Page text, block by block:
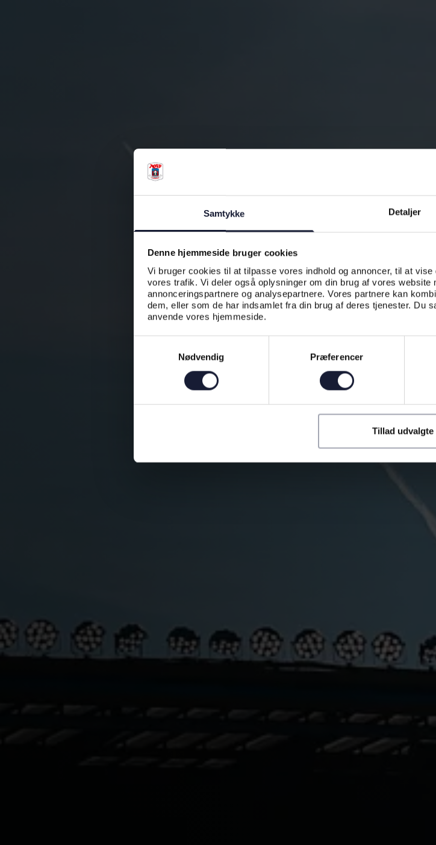
Samtykke Detaljer
Denne hjemmeside bruger cookies
Vi bruger cookies til at tilpasse vores indhold og annoncer, til at
vores trafik. Vi deler også oplysninger om din brug af vores
annonceringspartnere og analysepartnere. Vores partnere kan
dem, eller som de har indsamlet fra din brug af deres tjenester.
anvende vores hjemmeside.
Nødvendig
Præferencer
Tillad udvalgte